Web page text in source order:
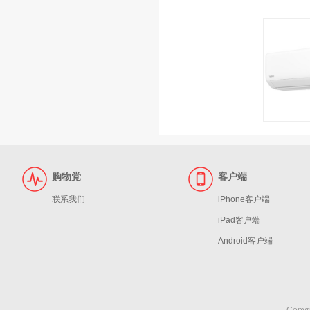
购物党
联系我们
客户端
iPhone客户端
iPad客户端
Android客户端